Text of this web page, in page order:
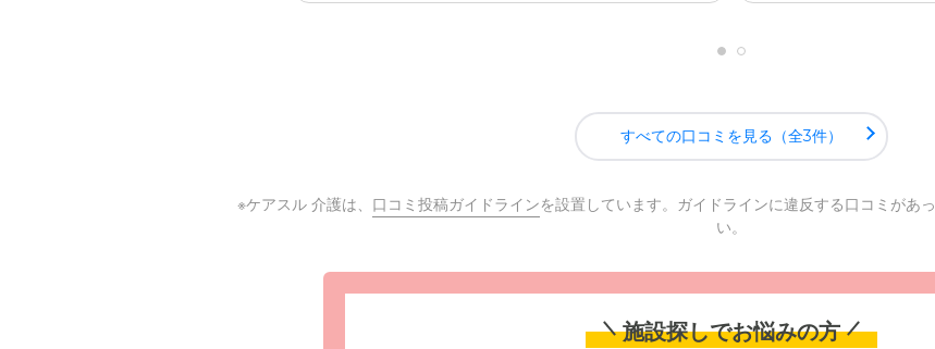
すべての口コミを見る（全3件）
※ケアスル 介護は、 口コミ投稿ガイドラインを設置しています。ガイドラインに違反する口コミがあ
い。
施設探しでお悩みの方